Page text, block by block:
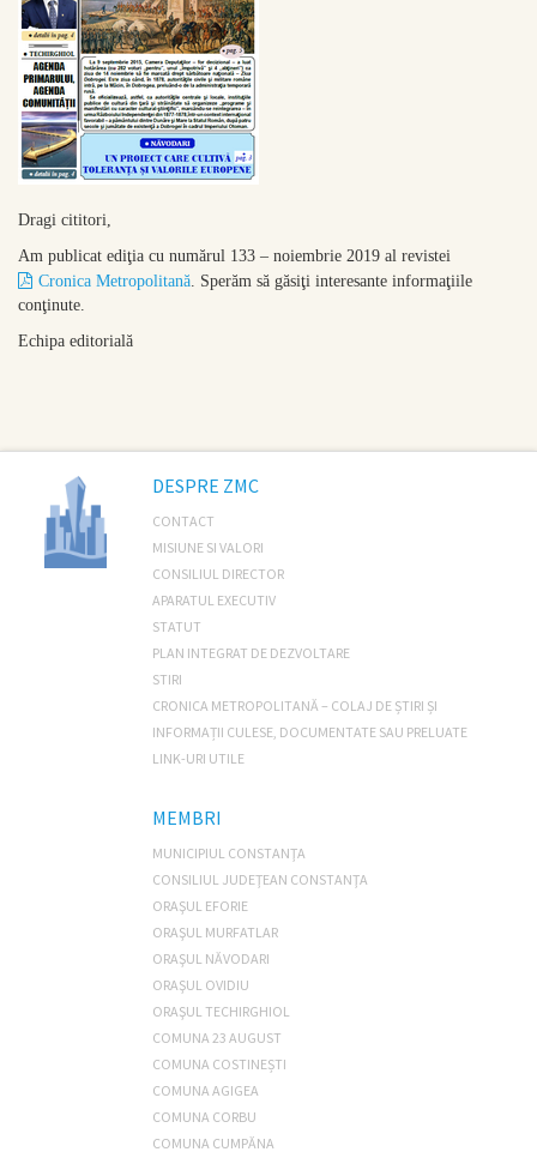
Dragi cititori,
Am publicat ediţia cu numărul 133 – noiembrie 2019 al revistei
Cronica Metropolitană. Sperăm să găsiţi interesante informaţiile
conţinute.
Echipa editorială
DESPRE ZMC
CONTACT
MISIUNE SI VALORI
CONSILIUL DIRECTOR
APARATUL EXECUTIV
STATUT
PLAN INTEGRAT DE DEZVOLTARE
STIRI
CRONICA METROPOLITANĂ – COLAJ DE ȘTIRI ȘI
INFORMAȚII CULESE, DOCUMENTATE SAU PRELUATE
LINK-URI UTILE
MEMBRI
MUNICIPIUL CONSTANŢA
CONSILIUL JUDEŢEAN CONSTANŢA
ORAŞUL EFORIE
ORAŞUL MURFATLAR
ORAŞUL NĂVODARI
ORAŞUL OVIDIU
ORAŞUL TECHIRGHIOL
COMUNA 23 AUGUST
COMUNA COSTINEȘTI
COMUNA AGIGEA
COMUNA CORBU
COMUNA CUMPĂNA